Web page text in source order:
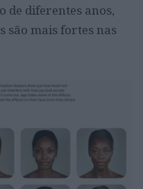
de diferentes anos,
são mais fortes nas